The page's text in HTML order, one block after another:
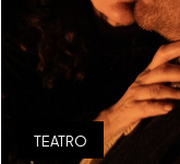
TEATRO